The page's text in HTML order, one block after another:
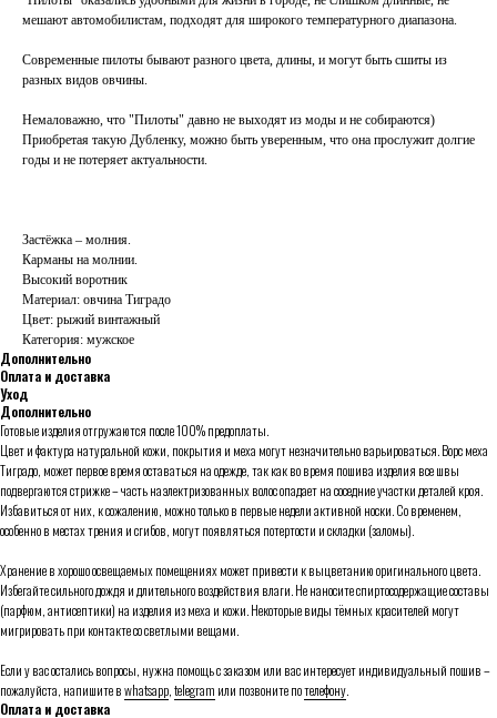
мешают автомобилистам, подходят для широкого температурного диапазона.
Современные пилоты бывают разного цвета, длины, и могут быть сшиты из
разных видов овчины.
Немаловажно, что "Пилоты" давно не выходят из моды и не собираются)
Приобретая такую Дубленку, можно быть уверенным, что она прослужит долгие
годы и не потеряет актуальности.
Застёжка – молния.
Карманы на молнии.
Высокий воротник
Материал: овчина Тиградо
Цвет: рыжий винтажный
Категория: мужское
Дополнительно
Оплата и доставка
Уход
Дополнительно
Готовые изделия отгружаются после 100% предоплаты.
Цвет и фактура натуральной кожи, покрытия и меха могут незначительно варьироваться. Ворс меха
Тиградо, может первое время оставаться на одежде, так как во время пошива изделия все швы
подвергаются стрижке – часть наэлектризованных волос опадает на соседние участки деталей кроя.
Избавиться от них, к сожалению, можно только в первые недели активной носки. Со временем,
особенно в местах трения и сгибов, могут появляться потертости и складки (заломы).
Хранение в хорошо освещаемых помещениях может привести к выцветанию оригинального цвета.
Избегайте сильного дождя и длительного воздействия влаги. Не наносите спиртосодержащие составы
(парфюм, антисептики) на изделия из меха и кожи. Некоторые виды тёмных красителей могут
мигрировать при контакте со светлыми вещами.
Если у вас остались вопросы, нужна помощь с заказом или вас интересует индивидуальный пошив –
пожалуйста, напишите вwhatsapp,telegram или позвоните потелефону.
Оплата и доставка